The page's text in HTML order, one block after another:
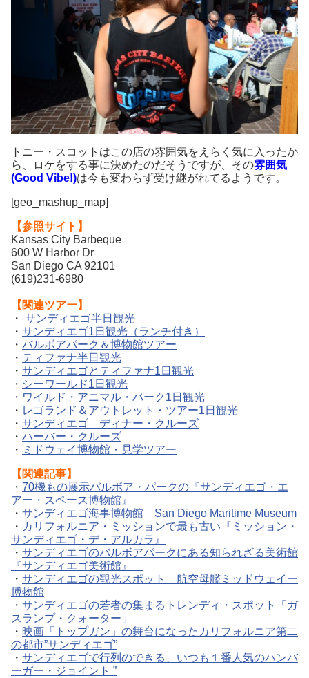
トニー・スコットはこの店の雰囲気をえらく気に入ったか
ら、ロケをする事に決めたのだそうですが、その雰囲気
(Good Vibe!)は今も変わらず受け継がれてるようです。
[geo_mashup_map]
【参照サイト】
Kansas City Barbeque
600 W Harbor Dr
San Diego CA 92101
(619)231-6980
【関連ツアー】
・ サンディエゴ半日観光
・ サンディエゴ1日観光（ランチ付き）
・ バルボアパーク＆博物館ツアー
・ ティファナ半日観光
・ サンディエゴとティファナ1日観光
・ シーワールド1日観光
・ ワイルド・アニマル・パーク1日観光
・ レゴランド＆アウトレット・ツアー1日観光
・ サンディエゴ ディナー・クルーズ
・ ハーバー・クルーズ
・ ミドウェイ博物館・見学ツアー
【関連記事】
・ 70機もの展示バルボア・パークの『サンディエゴ・エ
アー・スペース博物館』
・ サンディエゴ海事博物館 San Diego Maritime Museum
・ カリフォルニア・ミッションで最も古い『ミッション・
サンディエゴ・デ・アルカラ』
・ サンディエゴのバルボアパークにある知られざる美術館
『サンディエゴ美術館』
・ サンディエゴの観光スポット 航空母艦ミッドウェイー
博物館
・ サンディエゴの若者の集まるトレンディ・スポット「ガ
スランプ・クォーター」
・ 映画「トップガン」の舞台になったカリフォルニア第二
の都市”サンディエゴ”
・ サンディエゴで行列のできる、いつも１番人気のハンバ
ーガー・ジョイント ”